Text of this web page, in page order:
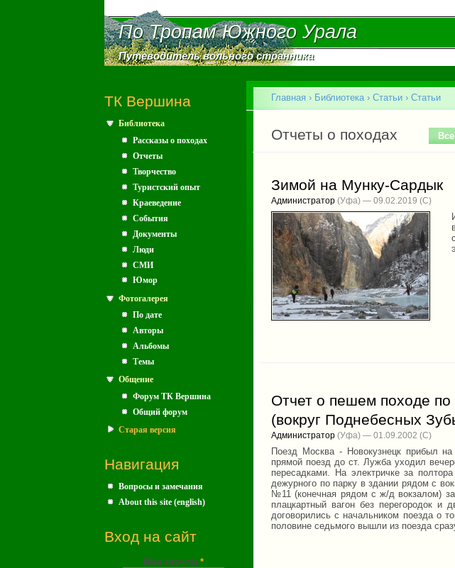
По Тропам Южного Урала
По Тропам Южного Урала
Путеводитель вольного странника
Путеводитель вольного странника
ТК Вершина
Библиотека
Рассказы о походах
Отчеты
Творчество
Туристский опыт
Краеведение
События
Документы
Люди
СМИ
Юмор
Фотогалерея
По дате
Авторы
Альбомы
Темы
Общение
Форум ТК Вершина
Общий форум
Старая версия
Навигация
Вопросы и замечания
About this site (english)
Вход на сайт
Имя (почта) *
Вы здесь
Главная › Библиотека › Статьи › Статьи
Отчеты о походах
Главные вкладки Все
Зимой на Мунку-Сардык
Администратор (Уфа) — 09.02.2019
Отчет о пешем походе по
(вокруг Поднебесных
Администратор (Уфа) — 01.09.2002
Поезд Москва - Новокузнецк прибыл
прямой поезд до ст. Лужба уходил
пересадками. На электричке за
дежурного по парку в здании рядом с
№11 (конечная рядом с ж/д вокзалом)
плацкартный вагон без перегородок
договорились с начальником поезда о
половине седьмого вышли из поезда